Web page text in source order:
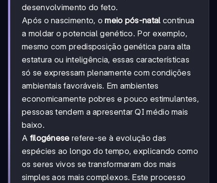
desenvolvimento do feto.
Após o nascimento, omeio pós-natal continua
a moldar o potencial genético. Por exemplo,
mesmo com predisposição genética para alta
estatura ou inteligência, essas características
só se expressam plenamente com condições
ambientais favoráveis. Em ambientes
economicamente pobres e pouco estimulantes,
pessoas tendem a apresentar QI médio mais
baixo.
A filogénese refere-se à evolução das
espécies ao longo do tempo, explicando como
os seres vivos se transformaram dos mais
simples aos mais complexos. Este processo